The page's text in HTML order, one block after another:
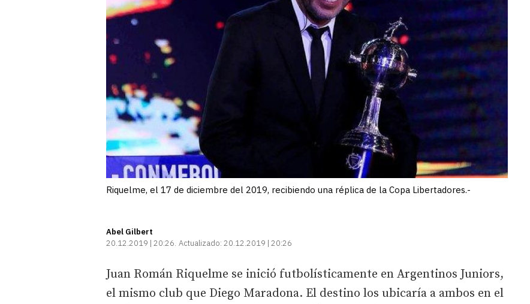
Riquelme, el 17 de diciembre del 2019, recibiendo una réplica de la Copa Libertadores.-
Abel Gilbert
20.12.2019 | 20:26 Actualizado: 20.12.2019 | 20:26
Juan Román Riquelme se inició futbolísticamente en Argentinos Juniors,
el mismo club que Diego Maradona. El destino los ubicaría a ambos en el